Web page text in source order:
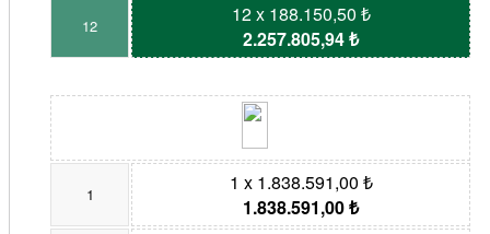
12
12 x 188.150,50 ₺
2.257.805,94 ₺
1
1 x 1.838.591,00 ₺
1.838.591,00 ₺